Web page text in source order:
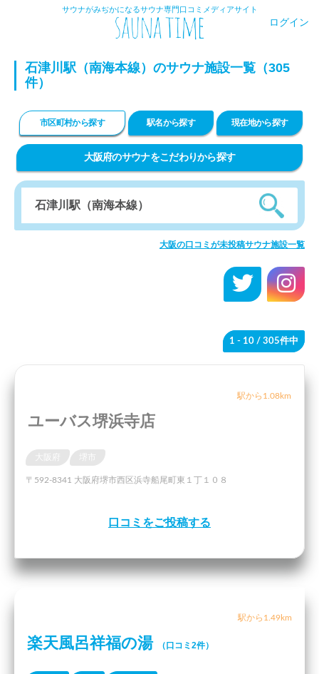
サウナがみぢかになるサウナ専門口コミメディアサイト
ログイン
石津川駅（南海本線）のサウナ施設一覧（305
件）
市区町村から探す 駅名から探す 現在地から探す
大阪府のサウナをこだわりから探す
大阪の口コミが未投稿サウナ施設一覧
1 - 10 / 305件中
駅から1.08km
ユーバス堺浜寺店
〒592-8341 大阪府堺市西区浜寺船尾町東１丁１０８
口コミをご投稿する
駅から1.49km
楽天風呂祥福の湯 （口コミ2件）